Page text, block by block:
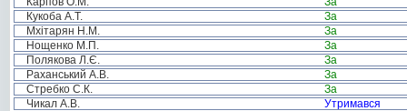
Кукоба А.Т.
За
Мхітарян Н.М.
За
Нощенко М.П.
За
Полякова Л.Є.
За
Раханський А.В.
За
Стребко С.К.
За
Чикал А.В.
Утримався